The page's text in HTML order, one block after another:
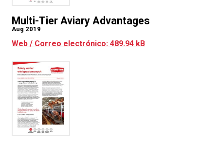
Multi-Tier Aviary Advantages
Aug 2019
Web / Correo electrónico: 489.94 kB